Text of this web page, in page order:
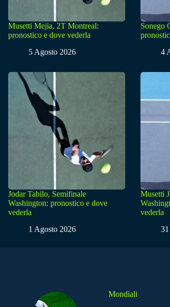
Musetti Mejia, 2T Montreal:
pronostico e dove vederla
5 Agosto 2026
Sonego
4
Jodar Tabilo, Semifinale
Washington: pronostico e dove
vederla
1 Agosto 2026
Musetti
vederla
Mondiali